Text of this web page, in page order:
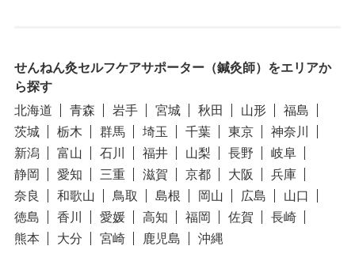
せんねん灸セルフケアサポーター（鍼灸師）をエリアか
ら探す
北海道
青森 岩手 宮城 秋田 山形
福島
茨城
栃木 群馬 埼玉 千葉 東京
神奈川
新潟
富山 石川 福井 山梨 長野
岐阜
静岡
愛知 三重 滋賀 京都 大阪
兵庫
奈良
和歌山 鳥取 島根 岡山 広島
山口
徳島
香川 愛媛 高知 福岡 佐賀
長崎
熊本
大分 宮崎 鹿児島 沖縄